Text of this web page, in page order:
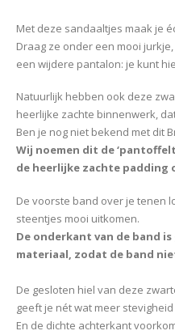
Met deze sandaaltjes maak je
Draag ze onder een mooi
een wijdere pantalon: je kunt
Natuurlijk hebben ook deze
heerlijke zachte binnenwerk,
Ben je nog niet bekend met dit
Wij noemen dit de
de heerlijke zachte padding
De voorste band over je tenen
steentjes mooi uitkomen.
De onderkant van de band
materiaal, zodat de band
De gesloten hiel van deze
geeft je nét wat meer
En de dichte achterkant